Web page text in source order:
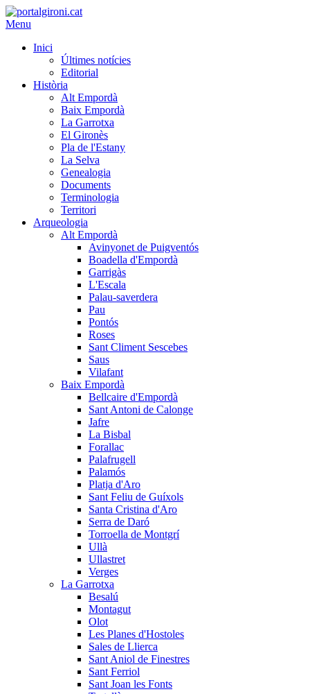
Menu
Inici
Últimes notícies
Editorial
Història
Alt Empordà
Baix Empordà
La Garrotxa
El Gironès
Pla de l'Estany
La Selva
Genealogia
Documents
Terminologia
Territori
Arqueologia
Alt Empordà
Avinyonet de Puigventós
Boadella d'Empordà
Garrigàs
L'Escala
Palau-saverdera
Pau
Pontós
Roses
Sant Climent Sescebes
Saus
Vilafant
Baix Empordà
Bellcaire d'Empordà
Sant Antoni de Calonge
Jafre
La Bisbal
Forallac
Palafrugell
Palamós
Platja d'Aro
Sant Feliu de Guíxols
Santa Cristina d'Aro
Serra de Daró
Torroella de Montgrí
Ullà
Ullastret
Verges
La Garrotxa
Besalú
Montagut
Olot
Les Planes d'Hostoles
Sales de Llierca
Sant Aniol de Finestres
Sant Ferriol
Sant Joan les Fonts